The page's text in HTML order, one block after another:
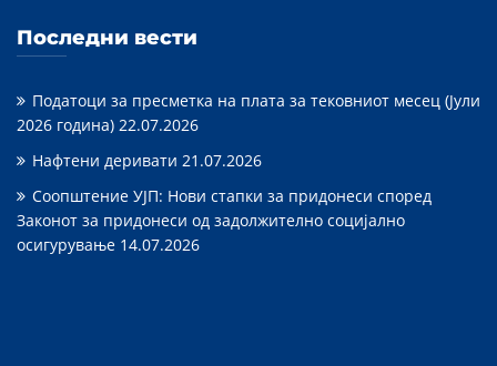
Последни вести
Податоци за пресметка на плата за тековниот месец (Јули
2026 година) 22.07.2026
Нафтени деривати 21.07.2026
Соопштение УЈП: Нови стапки за придонеси според
Законот за придонеси од задолжително социјално
осигурување 14.07.2026